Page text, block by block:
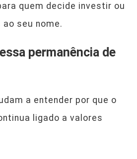
quem decide investir ou
seu nome.
permanência de
a entender por que o
ligado a valores